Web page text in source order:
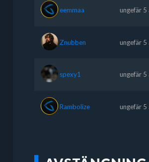
eemmaa ungefär 5
Znubben ungefär 5
spexy1 ungefär 5
Rambolize ungefär 5